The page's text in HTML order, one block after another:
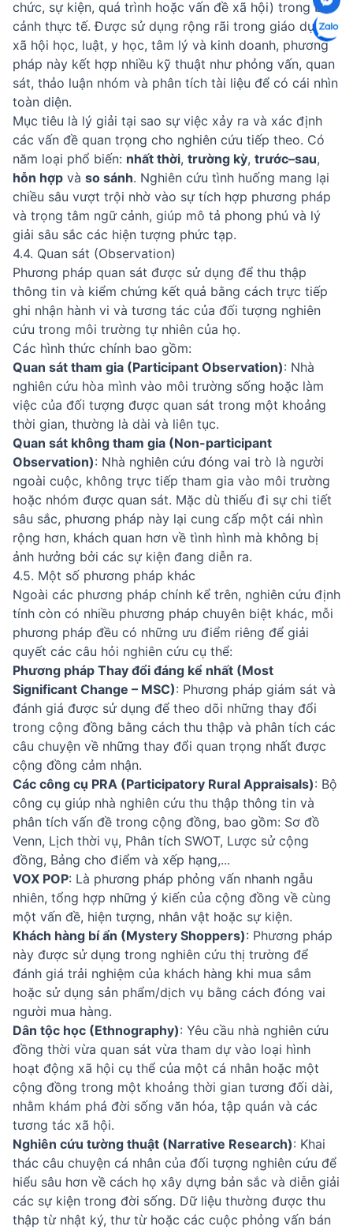
chức, sự kiện, quá trình hoặc vấn đề xã hội) trong bối
cảnh thực tế. Được sử dụng rộng rãi trong giáo dục,
xã hội học, luật, y học, tâm lý và kinh doanh, phương
pháp này kết hợp nhiều kỹ thuật như phỏng vấn, quan
sát, thảo luận nhóm và phân tích tài liệu để có cái nhìn
toàn diện.
Mục tiêu là lý giải tại sao sự việc xảy ra và xác định
các vấn đề quan trọng cho nghiên cứu tiếp theo. Có
năm loại phổ biến: nhất thời, trường kỳ, trước–sau,
hỗn hợp và so sánh. Nghiên cứu tình huống mang lại
chiều sâu vượt trội nhờ vào sự tích hợp phương pháp
và trọng tâm ngữ cảnh, giúp mô tả phong phú và lý
giải sâu sắc các hiện tượng phức tạp.
4.4. Quan sát (Observation)
Phương pháp quan sát được sử dụng để thu thập
thông tin và kiểm chứng kết quả bằng cách trực tiếp
ghi nhận hành vi và tương tác của đối tượng nghiên
cứu trong môi trường tự nhiên của họ.
Các hình thức chính bao gồm:
Quan sát tham gia (Participant Observation): Nhà
nghiên cứu hòa mình vào môi trường sống hoặc làm
việc của đối tượng được quan sát trong một khoảng
thời gian, thường là dài và liên tục.
Quan sát không tham gia (Non-participant
Observation): Nhà nghiên cứu đóng vai trò là người
ngoài cuộc, không trực tiếp tham gia vào môi trường
hoặc nhóm được quan sát. Mặc dù thiếu đi sự chi tiết
sâu sắc, phương pháp này lại cung cấp một cái nhìn
rộng hơn, khách quan hơn về tình hình mà không bị
ảnh hưởng bởi các sự kiện đang diễn ra.
4.5. Một số phương pháp khác
Ngoài các phương pháp chính kể trên, nghiên cứu định
tính còn có nhiều phương pháp chuyên biệt khác, mỗi
phương pháp đều có những ưu điểm riêng để giải
quyết các câu hỏi nghiên cứu cụ thể:
Phương pháp Thay đổi đáng kể nhất (Most
Significant Change – MSC): Phương pháp giám sát và
đánh giá được sử dụng để theo dõi những thay đổi
trong cộng đồng bằng cách thu thập và phân tích các
câu chuyện về những thay đổi quan trọng nhất được
cộng đồng cảm nhận.
Các công cụ PRA (Participatory Rural Appraisals): Bộ
công cụ giúp nhà nghiên cứu thu thập thông tin và
phân tích vấn đề trong cộng đồng, bao gồm: Sơ đồ
Venn, Lịch thời vụ, Phân tích SWOT, Lược sử cộng
đồng, Bảng cho điểm và xếp hạng,...
VOX POP: Là phương pháp phỏng vấn nhanh ngẫu
nhiên, tổng hợp những ý kiến của cộng đồng về cùng
một vấn đề, hiện tượng, nhân vật hoặc sự kiện.
Khách hàng bí ẩn (Mystery Shoppers): Phương pháp
này được sử dụng trong nghiên cứu thị trường để
đánh giá trải nghiệm của khách hàng khi mua sắm
hoặc sử dụng sản phẩm/dịch vụ bằng cách đóng vai
người mua hàng.
Dân tộc học (Ethnography): Yêu cầu nhà nghiên cứu
đồng thời vừa quan sát vừa tham dự vào loại hình
hoạt động xã hội cụ thể của một cá nhân hoặc một
cộng đồng trong một khoảng thời gian tương đối dài,
nhằm khám phá đời sống văn hóa, tập quán và các
tương tác xã hội.
Nghiên cứu tường thuật (Narrative Research): Khai
thác câu chuyện cá nhân của đối tượng nghiên cứu để
hiểu sâu hơn về cách họ xây dựng bản sắc và diễn giải
các sự kiện trong đời sống. Dữ liệu thường được thu
thập từ nhật ký, thư từ hoặc các cuộc phỏng vấn bán